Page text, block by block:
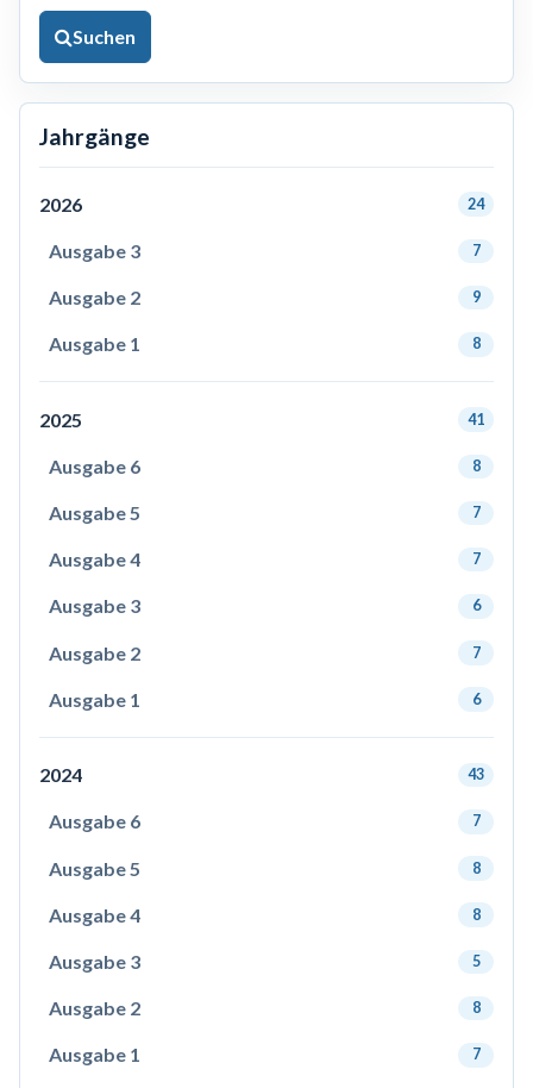
Suchen
Jahrgänge
2026 24
Ausgabe 3 7
Ausgabe 2 9
Ausgabe 1 8
2025 41
Ausgabe 6 8
Ausgabe 5 7
Ausgabe 4 7
Ausgabe 3 6
Ausgabe 2 7
Ausgabe 1 6
2024 43
Ausgabe 6 7
Ausgabe 5 8
Ausgabe 4 8
Ausgabe 3 5
Ausgabe 2 8
Ausgabe 1 7